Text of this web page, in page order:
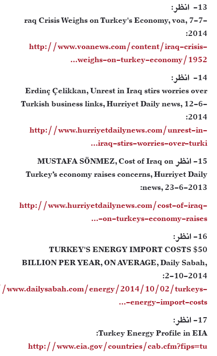
13- انظر:
raq Crisis Weighs on Turkey's Economy, voa, 7-7-
2014:
http://www.voanews.com/content/iraq-crisis-
weighs-on-turkey-economy/1952...
14- انظر:
Erdinç Çelikkan, Unrest in Iraq stirs worries over
Turkish business links, Hurriyet Daily news, 12-6-
2014:
http://www.hurriyetdailynews.com/unrest-in-
iraq-stirs-worries-over-turki...
15- انظر MUSTAFA SÖNMEZ, Cost of Iraq on
Turkey’s economy raises concerns, Hurriyet Daily
news, 23-6-2013:
http://www.hurriyetdailynews.com/cost-of-iraq-
on-turkeys-economy-raises-...
16- انظر:
TURKEY'S ENERGY IMPORT COSTS $50
BILLION PER YEAR, ON AVERAGE, Daily Sabah,
2-10-2014:
energy/2014/10/02/turkeys-
energy-import-costs-...
17- انظر:
Turkey Energy Profile in EIA:
http://www.eia.gov/countries/cab.cfm?fips=tu